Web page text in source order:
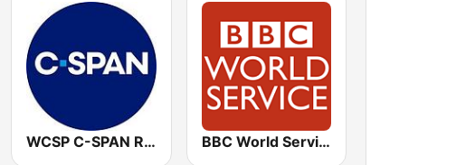
WCSP C-SPAN Radio BBC World Service